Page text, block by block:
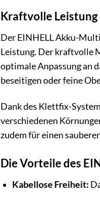
Kraftvolle
Der EINHELL Akku-
Leistung. Der kraftvolle
optimale Anpassung an
beseitigen oder feine
Dank des Klettfix-
verschiedenen
zudem für einen
Die Vorteile des
Kabellose Freiheit: